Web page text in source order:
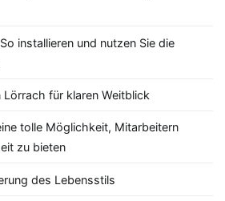
installieren und nutzen Sie die
für klaren Weitblick
tolle Möglichkeit, Mitarbeitern
zu bieten
des Lebensstils